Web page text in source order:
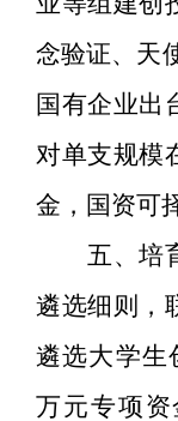
念验证、天
国有企业出
对单支规模
金，国资可
五、培
遴选细则
遴选大学生
万元专项